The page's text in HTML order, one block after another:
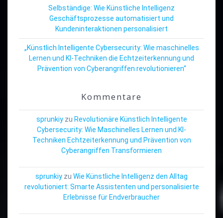
Selbständige: Wie Künstliche Intelligenz
Geschäftsprozesse automatisiert und
Kundeninteraktionen personalisiert
„Künstlich Intelligente Cybersecurity: Wie maschinelles
Lernen und KI-Techniken die Echtzeiterkennung und
Prävention von Cyberangriffen revolutionieren“
Kommentare
sprunkiyzu Revolutionäre Künstlich Intelligente
Cybersecurity: Wie Maschinelles Lernen und KI-
Techniken Echtzeiterkennung und Prävention von
Cyberangriffen Transformieren
sprunkiy zu Wie Künstliche Intelligenz den Alltag
revolutioniert: Smarte Assistenten und personalisierte
Erlebnisse für Endverbraucher